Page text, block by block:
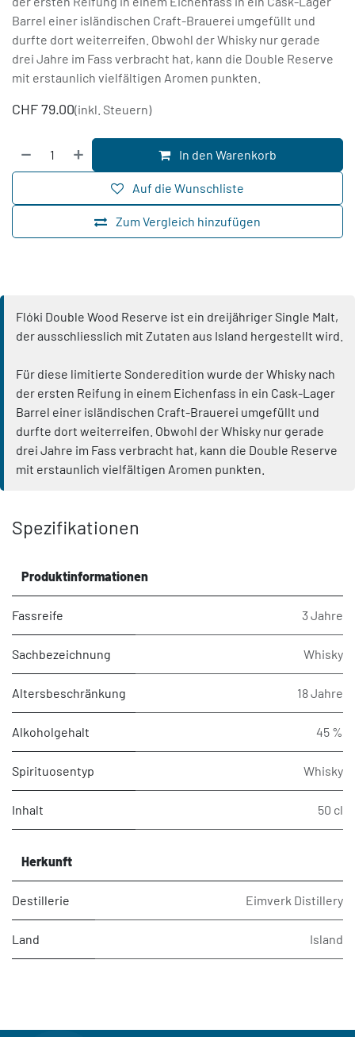
Barrel einer isländischen Craft-Brauerei umgefüllt und
durfte dort weiterreifen. Obwohl der Whisky nur gerade
drei Jahre im Fass verbracht hat, kann die Double Reserve
mit erstaunlich vielfältigen Aromen punkten.
CHF79.00(inkl. Steuern)
In den Warenkorb
Zum Vergleich hinzufügen
Auf die Wunschliste
Flóki Double Wood Reserve ist ein dreijähriger Single Malt,
der ausschliesslich mit Zutaten aus Island hergestellt wird.
Für diese limitierte Sonderedition wurde der Whisky nach
der ersten Reifung in einem Eichenfass in ein Cask-Lager
Barrel einer isländischen Craft-Brauerei umgefüllt und
durfte dort weiterreifen. Obwohl der Whisky nur gerade
drei Jahre im Fass verbracht hat, kann die Double Reserve
mit erstaunlich vielfältigen Aromen punkten.
Spezifikationen
Produktinformationen
Fassreife 3 Jahre
Sachbezeichnung Whisky
Altersbeschränkung 18 Jahre
Alkoholgehalt 45 %
Spirituosentyp Whisky
Inhalt 50 cl
Herkunft
Destillerie Eimverk Distillery
Land Island